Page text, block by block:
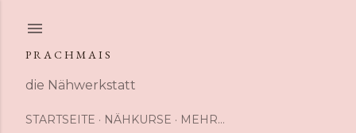
P R A C H M A I S
die Nähwerkstatt
STARTSEITE NÄHKURSE MEHR…